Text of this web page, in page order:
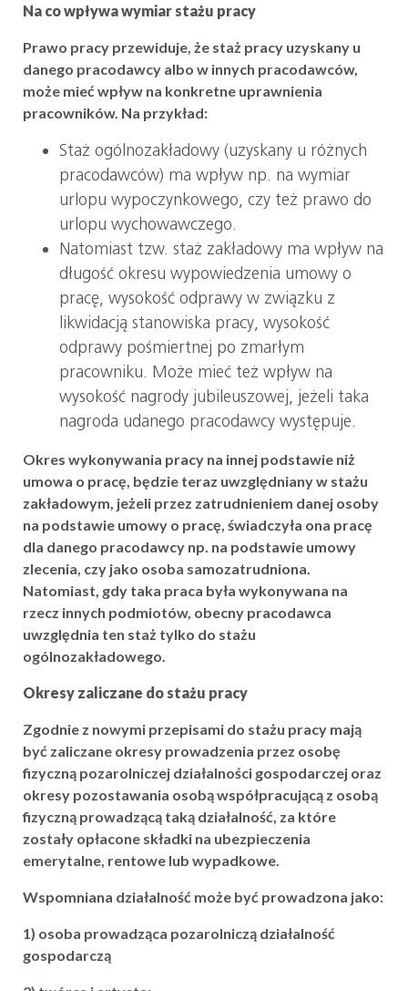
Na co wpływa wymiar stażu pracy
Prawo pracy przewiduje, że staż pracy uzyskany u
danego pracodawcy albo w innych pracodawców,
może mieć wpływ na konkretne uprawnienia
pracowników. Na przykład:
Staż ogólnozakładowy (uzyskany u różnych
pracodawców) ma wpływ np. na wymiar
urlopu wypoczynkowego, czy też prawo do
urlopu wychowawczego.
Natomiast tzw. staż zakładowy ma wpływ na
długość okresu wypowiedzenia umowy o
pracę, wysokość odprawy w związku z
likwidacją stanowiska pracy, wysokość
odprawy pośmiertnej po zmarłym
pracowniku. Może mieć też wpływ na
wysokość nagrody jubileuszowej, jeżeli taka
nagroda udanego pracodawcy występuje.
Okres wykonywania pracy na innej podstawie niż
umowa o pracę, będzie teraz uwzględniany w stażu
zakładowym, jeżeli przez zatrudnieniem danej osoby
na podstawie umowy o pracę, świadczyła ona pracę
dla danego pracodawcy np. na podstawie umowy
zlecenia, czy jako osoba samozatrudniona.
Natomiast, gdy taka praca była wykonywana na
rzecz innych podmiotów, obecny pracodawca
uwzględnia ten staż tylko do stażu
ogólnozakładowego.
Okresy zaliczane do stażu pracy
Zgodnie z nowymi przepisami do stażu pracy mają
być zaliczane okresy prowadzenia przez osobę
fizyczną pozarolniczej działalności gospodarczej oraz
okresy pozostawania osobą współpracującą z osobą
fizyczną prowadzącą taką działalność, za które
zostały opłacone składki na ubezpieczenia
emerytalne, rentowe lub wypadkowe.
Wspomniana działalność może być prowadzona jako:
1) osoba prowadząca pozarolniczą działalność
gospodarczą